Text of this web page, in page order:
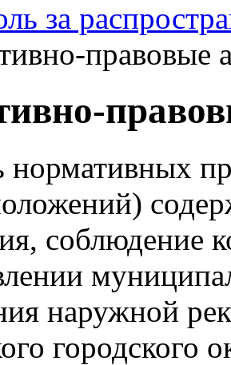
за
правовые
нормативных
соблюдение
наружной
городского